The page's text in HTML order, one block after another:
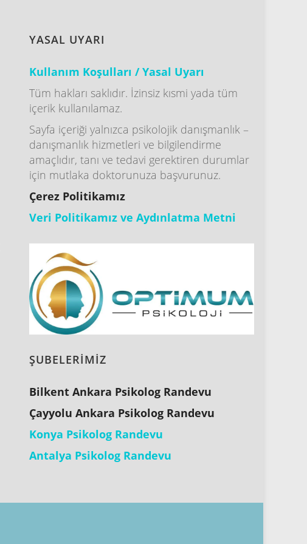
YASAL UYARI
Kullanım Koşulları / Yasal Uyarı
Tüm hakları saklıdır. İzinsiz kısmi yada tüm
içerik kullanılamaz.
Sayfa içeriği yalnızca psikolojik danışmanlık –
danışmanlık hizmetleri ve bilgilendirme
amaçlıdır, tanı ve tedavi gerektiren durumlar
için mutlaka doktorunuza başvurunuz.
Çerez Politikamız
Veri Politikamız ve Aydınlatma Metni
ŞUBELERİMİZ
Bilkent Ankara Psikolog Randevu
Çayyolu Ankara Psikolog Randevu
Konya Psikolog Randevu
Antalya Psikolog Randevu